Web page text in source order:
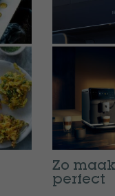
Zo
perfect